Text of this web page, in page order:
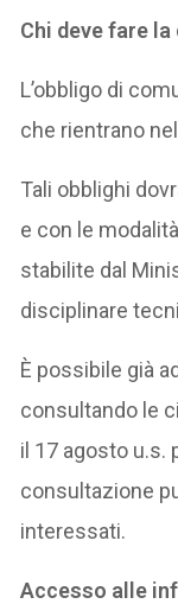
Chi deve fare
L’obbligo di
che rientrano
Tali obblighi
e con le
stabilite dal
disciplinare
È possibile già
consultando le
il 17 agosto u.s.
consultazione
interessati.
Accesso alle